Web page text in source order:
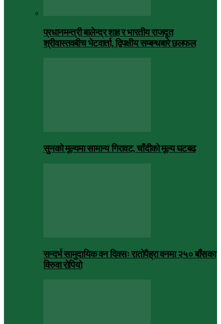
प्रधानमन्त्री बालेन्द्र शाह र भारतीय राजदूत
श्रीवास्तवबीच भेटवार्ता, द्विपक्षीय सम्बन्धबारे छलफल
सुनको मूल्यमा सामान्य गिरावट, चाँदीको मूल्य घटबढ
सन्दर्भ सामुदायिक वन दिवसः रातोपैह्रा वनमा २५० बाँसका
विरुवा रोपियो